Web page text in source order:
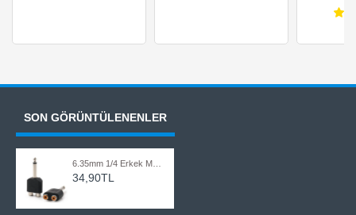
SON GÖRÜNTÜLENENLER
6.35mm 1/4 Erkek Mono - 2RCA Dişi Çevirici Adaptör
34,90TL